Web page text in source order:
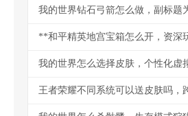
我的世界怎么选择皮肤，个性化虚